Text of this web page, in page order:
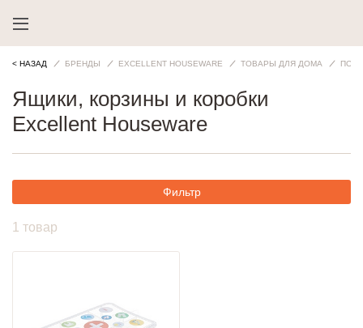
< НАЗАД БРЕНДЫ EXCELLENT HOUSEWARE ТОВАРЫ ДЛЯ ДОМА
Ящики, корзины и коробки
Excellent Houseware
Фильтр
1 товар